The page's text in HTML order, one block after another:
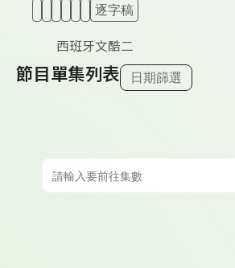
逐字稿
西班牙文酷二
節目單集列表 日期篩選